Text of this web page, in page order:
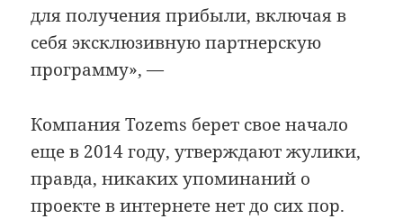
для получения прибыли, включая в
себя эксклюзивную партнерскую
программу», —
Компания Tozems берет свое начало
еще в 2014 году, утверждают жулики,
правда, никаких упоминаний о
проекте в интернете нет до сих пор.